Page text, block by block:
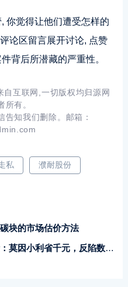
你觉得让他们遭受怎样的
论区留言展开讨论, 点赞
背后所潜藏的严重性。
互联网,一切版权均归源网
所有。
告知我们删除。邮箱：
私 濮耐股份
块的市场估价方法
小利省千元，反陷数十万损失